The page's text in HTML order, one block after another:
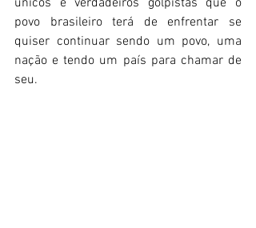
povo brasileiro terá de enfrentar se
quiser continuar sendo um povo, uma
nação e tendo um país para chamar de
seu.